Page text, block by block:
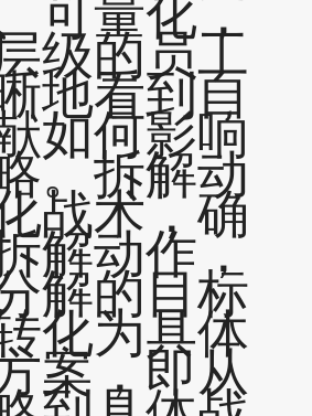
可量化，
级的员工
地看到自
如何影响
。拆解动
战术，确
解动作，
解的目标
化为具体
案，即从